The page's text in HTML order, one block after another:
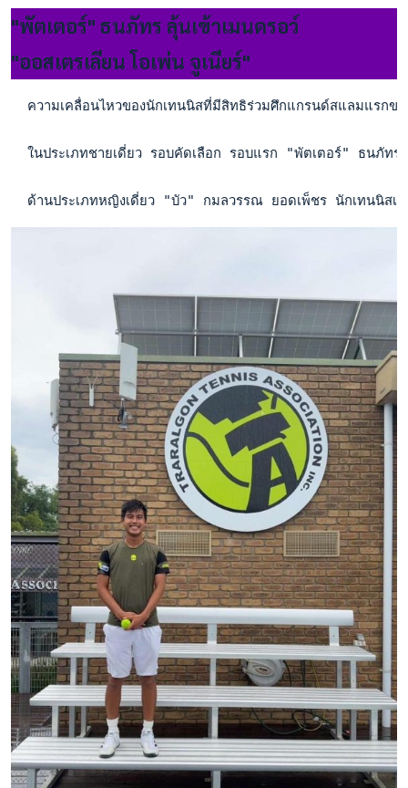
"พัตเตอร์" ธนภัทร ลุ้นเข้าเมนดรอว์
"ออสเตรเลียน โอเพ่น จูเนียร์"
ความเคลื่อนไหวของนักเทนนิสที่มีสิทธิร่วมศึกแกรนด์สแลมแรกขอ
ในประเภทชายเดี่ยว รอบคัดเลือก รอบแรก "พัตเตอร์" ธนภัท
ด้านประเภทหญิงเดี่ยว "บัว" กมลวรรณ ยอดเพ็ชร นักเทนนิส